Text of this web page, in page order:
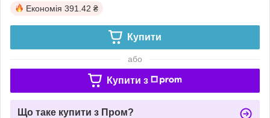
Економія 391.42 ₴
Купити
або
Купити з
Що таке купити з Пром?